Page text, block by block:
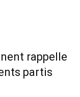
rappelle
partis